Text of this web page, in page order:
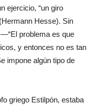
ejercicio, “un giro
Hesse). Sin
problema es que
y entonces no es tan
impone algún tipo de
griego Estilpón, estaba